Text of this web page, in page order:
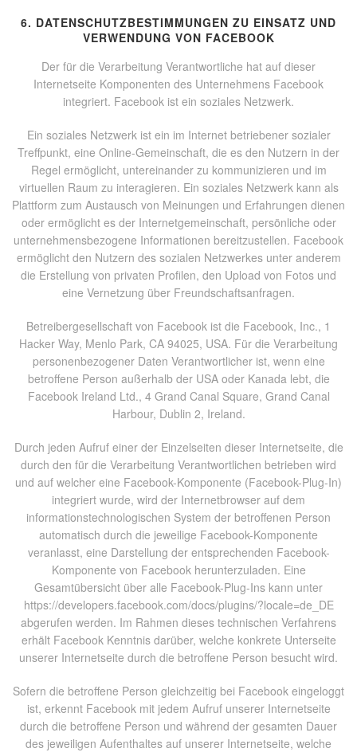
6. DATENSCHUTZBESTIMMUNGEN ZU EINSATZ UND
VERWENDUNG VON FACEBOOK
Der für die Verarbeitung Verantwortliche hat auf dieser
Internetseite Komponenten des Unternehmens Facebook
integriert. Facebook ist ein soziales Netzwerk.
Ein soziales Netzwerk ist ein im Internet betriebener sozialer
Treffpunkt, eine Online-Gemeinschaft, die es den Nutzern in der
Regel ermöglicht, untereinander zu kommunizieren und im
virtuellen Raum zu interagieren. Ein soziales Netzwerk kann als
Plattform zum Austausch von Meinungen und Erfahrungen dienen
oder ermöglicht es der Internetgemeinschaft, persönliche oder
unternehmensbezogene Informationen bereitzustellen. Facebook
ermöglicht den Nutzern des sozialen Netzwerkes unter anderem
die Erstellung von privaten Profilen, den Upload von Fotos und
eine Vernetzung über Freundschaftsanfragen.
Betreibergesellschaft von Facebook ist die Facebook, Inc., 1
Hacker Way, Menlo Park, CA 94025, USA. Für die Verarbeitung
personenbezogener Daten Verantwortlicher ist, wenn eine
betroffene Person außerhalb der USA oder Kanada lebt, die
Facebook Ireland Ltd., 4 Grand Canal Square, Grand Canal
Harbour, Dublin 2, Ireland.
Durch jeden Aufruf einer der Einzelseiten dieser Internetseite, die
durch den für die Verarbeitung Verantwortlichen betrieben wird
und auf welcher eine Facebook-Komponente (Facebook-Plug-In)
integriert wurde, wird der Internetbrowser auf dem
informationstechnologischen System der betroffenen Person
automatisch durch die jeweilige Facebook-Komponente
veranlasst, eine Darstellung der entsprechenden Facebook-
Komponente von Facebook herunterzuladen. Eine
Gesamtübersicht über alle Facebook-Plug-Ins kann unter
https://developers.facebook.com/docs/plugins/?locale=de_DE
abgerufen werden. Im Rahmen dieses technischen Verfahrens
erhält Facebook Kenntnis darüber, welche konkrete Unterseite
unserer Internetseite durch die betroffene Person besucht wird.
Sofern die betroffene Person gleichzeitig bei Facebook eingeloggt
ist, erkennt Facebook mit jedem Aufruf unserer Internetseite
durch die betroffene Person und während der gesamten Dauer
des jeweiligen Aufenthaltes auf unserer Internetseite, welche